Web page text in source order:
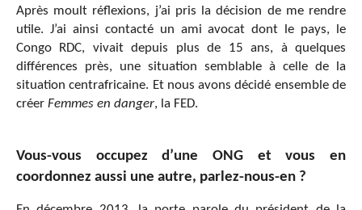
Après moult réflexions, j’ai pris la décision de me rendre
utile. J’ai ainsi contacté un ami avocat dont le pays, le
Congo RDC, vivait depuis plus de 15 ans, à quelques
différences près, une situation semblable à celle de la
situation centrafricaine. Et nous avons décidé ensemble de
créer Femmes en danger, la FED.
Vous-vous occupez d’une ONG et vous en
coordonnez aussi une autre, parlez-nous-en ?